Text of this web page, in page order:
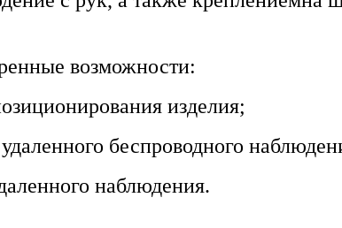
возможности:
изделия;
беспроводного
наблюдения.